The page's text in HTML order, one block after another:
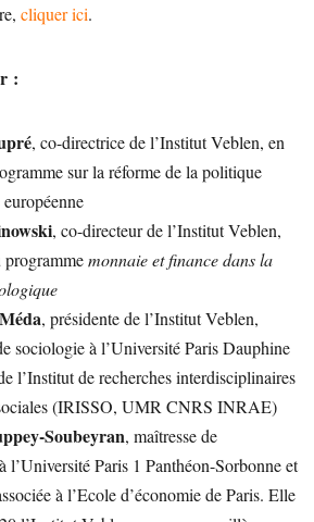
cliquer ici.
:
, co-directrice de l’Institut Veblen, en
sur la réforme de la politique
, co-directeur de l’Institut Veblen,
programmemonnaie et finance dans la
, présidente de l’Institut Veblen,
sociologie à l’Université Paris Dauphine
l’Institut de recherches interdisciplinaires
(IRISSO, UMR CNRS INRAE)
Soubeyran, maîtresse de
l’Université Paris 1 Panthéon-Sorbonne et
à l’Ecole d’économie de Paris. Elle